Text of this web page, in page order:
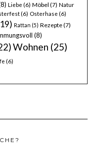
Liebe (6) Möbel (7) Natur
(6) Osterhase (6)
Rattan (5) Rezepte(7)
(8)
Wohnen (25)
(6)